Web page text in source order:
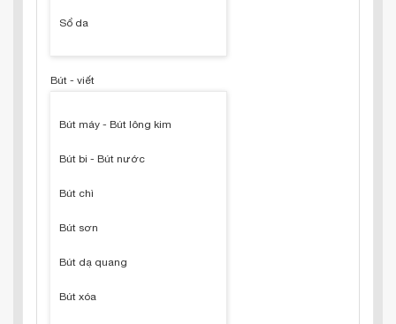
Sổ da
Bút - viết
Bút máy - Bút lông kim
Bút bi - Bút nước
Bút chì
Bút sơn
Bút dạ quang
Bút xóa